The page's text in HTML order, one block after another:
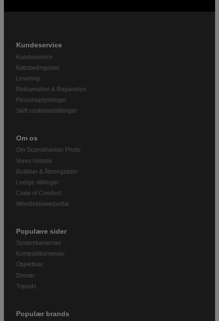
Kundeservice
Kundeservice
Købsbetingelser
Levering
Reklamation & Reparation
Personoplysninger
Skift cookieindstillinger
Om os
Om Scandinavian Photo
Vores historie
Butikker & Åbningstider
Ledige stillinger
Code of Conduct
Whistleblowerportal
Populære sider
Systemkameraer
Kompaktkameraer
Objektiver
Droner
Tripods
Populær brands